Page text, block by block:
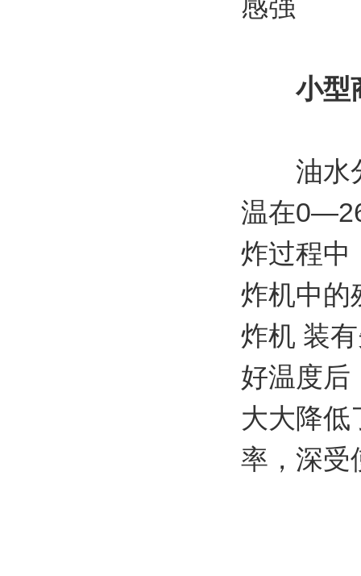
感强
小型
油水分
温在
炸过程中
炸机中的
炸机 装
好温度后
大大降低
率，深受